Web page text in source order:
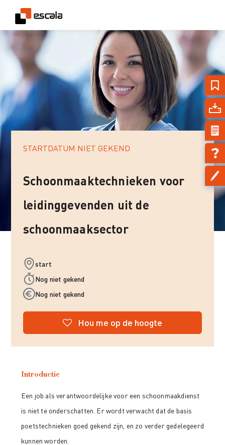
STARTDATUM NIET GEKEND
Schoonmaaktechnieken voor
leidinggevenden uit de
schoonmaaksector
start
Nog niet gekend
Nog niet gekend
Hou me op de hoogte
Introductie
Een job als verantwoordelijke voor een schoonmaakdienst
is niet te onderschatten. Er wordt verwacht dat de basis
poetstechnieken goed gekend zijn, en zo verder gedelegeerd
kunnen worden.